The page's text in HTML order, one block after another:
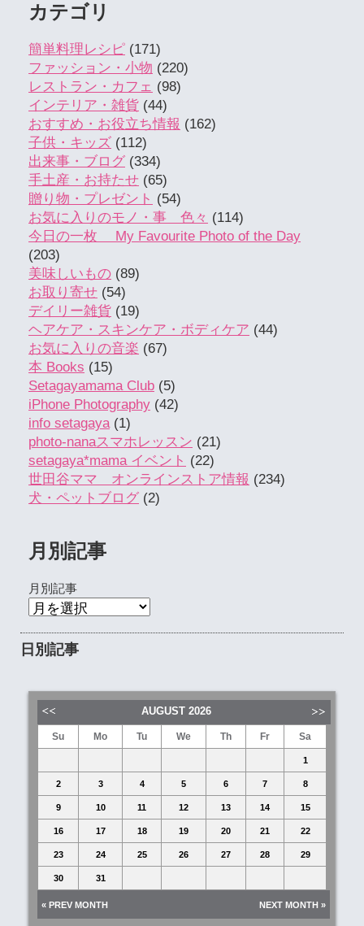
カテゴリ
簡単料理レシピ (171)
ファッション・小物 (220)
レストラン・カフェ (98)
インテリア・雑貨 (44)
おすすめ・お役立ち情報 (162)
子供・キッズ (112)
出来事・ブログ (334)
手土産・お持たせ (65)
贈り物・プレゼント (54)
お気に入りのモノ・事 色々 (114)
今日の一枚 My Favourite Photo of the Day
(203)
美味しいもの (89)
お取り寄せ (54)
デイリー雑貨 (19)
ヘアケア・スキンケア・ボディケア (44)
お気に入りの音楽 (67)
本 Books (15)
Setagayamama Club (5)
iPhone Photography (42)
info setagaya (1)
photo-nanaスマホレッスン (21)
setagaya*mama イベント (22)
世田谷ママ オンラインストア情報 (234)
犬・ペットブログ (2)
月別記事
月別記事
日別記事
AUGUST 2026
Su Mo Tu We Th Fr Sa
1
2 3 4 5 6 7 8
9 10 11 12 13 14 15
16 17 18 19 20 21 22
23 24 25 26 27 28 29
30 31
« PREV MONTH NEXT MONTH »